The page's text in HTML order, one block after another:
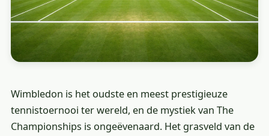
Wimbledon is het oudste en meest prestigieuze
tennistoernooi ter wereld, en de mystiek van The
Championships is ongeëvenaard. Het grasveld van de